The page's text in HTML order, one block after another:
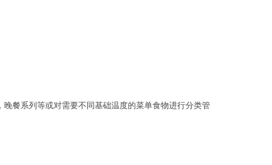
餐系列等或对需要不同基础温度的菜单食物进行分类管